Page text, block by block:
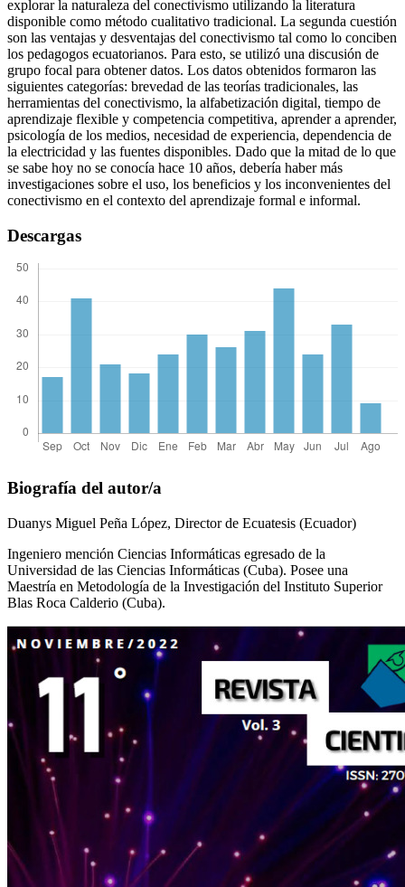
explorar la naturaleza del conectivismo utilizando la literatura
disponible como método cualitativo tradicional. La segunda cuestión
son las ventajas y desventajas del conectivismo tal como lo conciben
los pedagogos ecuatorianos. Para esto, se utilizó una discusión de
grupo focal para obtener datos. Los datos obtenidos formaron las
siguientes categorías: brevedad de las teorías tradicionales, las
herramientas del conectivismo, la alfabetización digital, tiempo de
aprendizaje flexible y competencia competitiva, aprender a aprender,
psicología de los medios, necesidad de experiencia, dependencia de
la electricidad y las fuentes disponibles. Dado que la mitad de lo que
se sabe hoy no se conocía hace 10 años, debería haber más
investigaciones sobre el uso, los beneficios y los inconvenientes del
conectivismo en el contexto del aprendizaje formal e informal.
Descargas
Biografía del autor/a
Duanys Miguel Peña López, Director de Ecuatesis (Ecuador)
Ingeniero mención Ciencias Informáticas egresado de la
Universidad de las Ciencias Informáticas (Cuba). Posee una
Maestría en Metodología de la Investigación del Instituto Superior
Blas Roca Calderio (Cuba).